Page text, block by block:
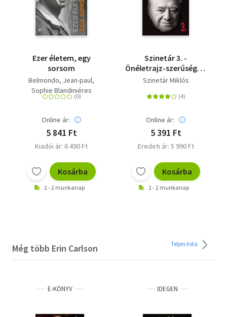
Ezer életem, egy
sorsom
Belmondo, Jean-paul
Sophie Blandiniéres
Online ár:
5 841 Ft
Kiadói ár: 6 490 Ft
Kosárba
1 - 2 munkanap
Szinetár 3. -
Önéletrajz-szerűség és
egyebek
Szinetár Miklós
Online ár:
5 391 Ft
Eredeti ár: 5 990 Ft
Kosárba
1 - 2 munkanap
Még több Erin Carlson Teljes lista
E-KÖNYV IDEGEN